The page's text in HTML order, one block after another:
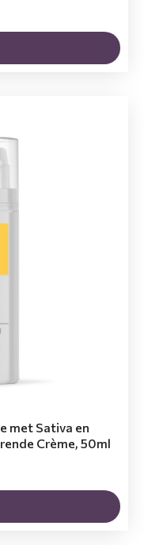
met Sativa en
Crème, 50ml